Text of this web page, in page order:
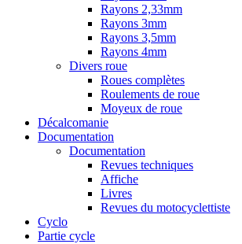
Rayons 2,33mm
Rayons 3mm
Rayons 3,5mm
Rayons 4mm
Divers roue
Roues complètes
Roulements de roue
Moyeux de roue
Décalcomanie
Documentation
Documentation
Revues techniques
Affiche
Livres
Revues du motocyclettiste
Cyclo
Partie cycle